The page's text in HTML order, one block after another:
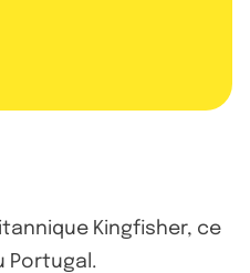
Kingfisher, ce
Portugal.